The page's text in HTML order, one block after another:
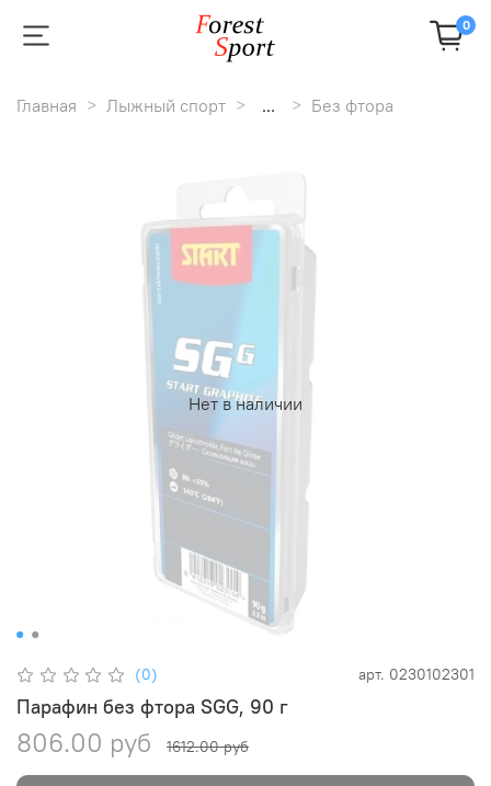
0
Главная Лыжный спорт ... Без фтора
Нет в наличии
(0) арт. 0230102301
Парафин без фтора SGG, 90 г
806.00 руб 1612.00 руб